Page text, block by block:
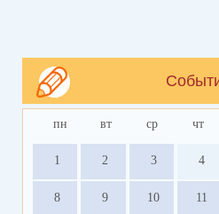
пн вт ср чт
1 2 3 4
8 9 10 11